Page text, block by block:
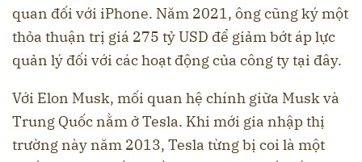
quan đối với iPhone. Năm 2021, ông cũng ký một
thỏa thuận trị giá 275 tỷ USD để giảm bớt áp lực
quản lý đối với các hoạt động của công ty tại đây.
Với Elon Musk, mối quan hệ chính giữa Musk và
Trung Quốc nằm ở Tesla. Khi mới gia nhập thị
trường này năm 2013, Tesla từng bị coi là một